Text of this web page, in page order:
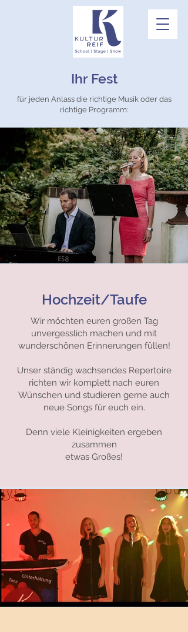
Ihr Fest
für jeden Anlass die richtige Musik oder das
richtige Programm:
Hochzeit/Taufe
Wir möchten euren großen Tag
unvergesslich machen und mit
wunderschönen Erinnerungen füllen!
Unser ständig wachsendes Repertoire
richten wir komplett nach euren
Wünschen und studieren gerne auch
neue Songs für euch ein.
Denn viele Kleinigkeiten ergeben
zusammen
etwas Großes!